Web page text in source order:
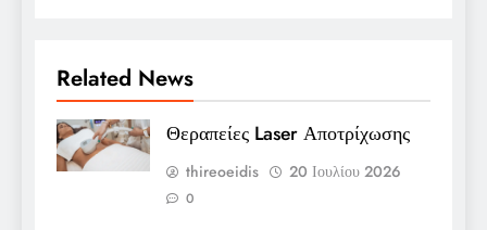
Related News
Θεραπείες Laser Αποτρίχωσης
thireoeidis 20 Ιουλίου 2026
0